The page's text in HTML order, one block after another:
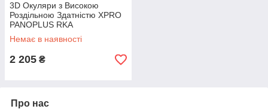
3D Окуляри з Високою
Роздільною Здатністю XPRO
PANOPLUS RKA
(G102L_1150)
Немає в наявності
2 205 ₴
Про нас